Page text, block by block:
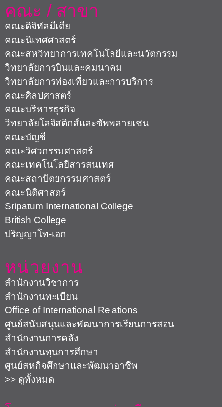
คณะ / สาขา
คณะดิจิทัลมีเดีย
คณะนิเทศศาสตร์
คณะสหวิทยาการเทคโนโลยีและนวัตกรรม
วิทยาลัยการบินและคมนาคม
วิทยาลัยการท่องเที่ยวและการบริการ
คณะศิลปศาสตร์
คณะบริหารธุรกิจ
วิทยาลัยโลจิสติกส์และซัพพลายเชน
คณะบัญชี
คณะวิศวกรรมศาสตร์
คณะเทคโนโลยีสารสนเทศ
คณะสถาปัตยกรรมศาสตร์
คณะนิติศาสตร์
Sripatum International College
British College
ปริญญาโท-เอก
หน่วยงาน
สำนักงานวิชาการ
สำนักงานทะเบียน
Office of International Relations
ศูนย์สนับสนุนและพัฒนาการเรียนการสอน
สำนักงานการคลัง
สำนักงานทุนการศึกษา
ศูนย์สหกิจศึกษาและพัฒนาอาชีพ
>> ดูทั้งหมด